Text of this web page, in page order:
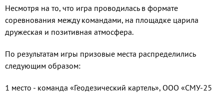
Несмотря на то, что игра проводилась в формате
соревнования между командами, на площадке царила
дружеская и позитивная атмосфера.
По результатам игры призовые места распределились
следующим образом:
1 место - команда «Геодезический картель», ООО «СМУ-25